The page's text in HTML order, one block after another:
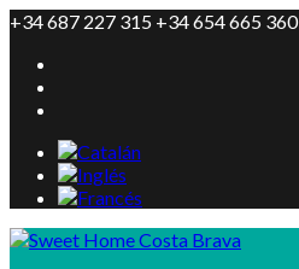
+34 687 227 315 +34 654 665 360